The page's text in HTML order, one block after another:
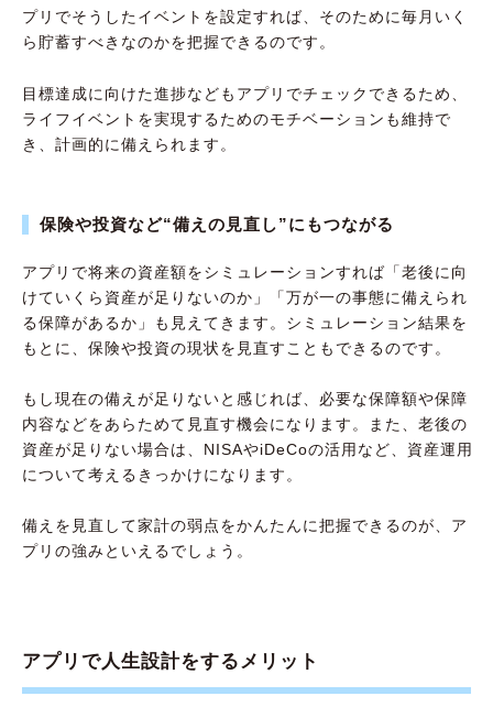
プリでそうしたイベントを設定すれば、そのために毎月いく
ら貯蓄すべきなのかを把握できるのです。
目標達成に向けた進捗などもアプリでチェックできるため、
ライフイベントを実現するためのモチベーションも維持で
き、計画的に備えられます。
保険や投資など“備えの見直し”にもつながる
アプリで将来の資産額をシミュレーションすれば「老後に向
けていくら資産が足りないのか」「万が一の事態に備えられ
る保障があるか」も見えてきます。シミュレーション結果を
もとに、保険や投資の現状を見直すこともできるのです。
もし現在の備えが足りないと感じれば、必要な保障額や保障
内容などをあらためて見直す機会になります。また、老後の
資産が足りない場合は、NISAやiDeCoの活用など、資産運用
について考えるきっかけになります。
備えを見直して家計の弱点をかんたんに把握できるのが、ア
プリの強みといえるでしょう。
アプリで人生設計をするメリット